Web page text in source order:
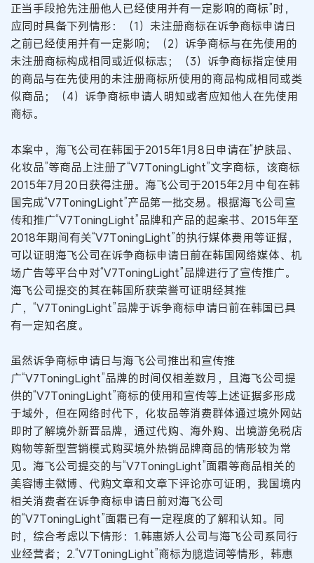
正当手段抢先注册他人已经使用并有一定影响的商标”时，
应同时具备下列情形：（1）未注册商标在诉争商标申请日
之前已经使用并有一定影响；（2）诉争商标与在先使用的
未注册商标构成相同或近似标志；（3）诉争商标指定使用
的商品与在先使用的未注册商标所使用的商品构成相同或类
似商品；（4）诉争商标申请人明知或者应知他人在先使用
商标。
本案中，海飞公司在韩国于2015年1月8日申请在“护肤品、
化妆品”等商品上注册了“V7ToningLight”文字商标，该商标
2015年7月20日获得注册。海飞公司于2015年2月中旬在韩
国完成“V7ToningLight”产品第一批交易。根据海飞公司宣
传和推广“V7ToningLight”品牌和产品的起案书、2015年至
2018年期间有关“V7ToningLight”的执行媒体费用等证据，
可以证明海飞公司在诉争商标申请日前在韩国网络媒体、机
场广告等平台中对“V7ToningLight”品牌进行了宣传推广。
海飞公司提交的其在韩国所获荣誉可证明经其推
广，“V7ToningLight”品牌于诉争商标申请日前在韩国已具
有一定知名度。
虽然诉争商标申请日与海飞公司推出和宣传推
广“V7ToningLight”品牌的时间仅相差数月，且海飞公司提
供的“V7ToningLight”商标的使用和宣传等上述证据多形成
于域外，但在网络时代下，化妆品等消费群体通过境外网站
即时了解境外新晋品牌，通过代购、海外购、出境游免税店
购物等新型营销模式购买境外热销品牌商品的情形较为常
见。海飞公司提交的与“V7ToningLight”面霜等商品相关的
美容博主微博、代购文章和文章下评论亦可证明，我国境内
相关消费者在诉争商标申请日前对海飞公司
的“V7ToningLight”面霜已有一定程度的了解和认知。同
时，综合考虑以下情形：1.韩惠娇人公司与海飞公司系同行
业经营者；2.“V7ToningLight”商标为臆造词等情形，韩惠